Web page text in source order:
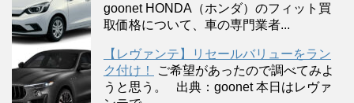
goonet HONDA（ホンダ）のフィット買
取価格について、車の専門業者...
【レヴァンテ】リセールバリューをラン
ク付け！
ご希望があったので調べてみよ
うと思う。 出典：goonet 本日はレヴァ